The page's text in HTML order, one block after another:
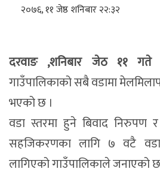
२०७६, ११ जेष्ठ शनिबार २२:३२
दरवाङ ,शनिबार जेठ ११ गते
गाउँपालिकाको सबै वडामा
भएको छ ।
वडा स्तरमा हुने बिवाद निरुपण
सहजिकरणका लागि ७ वटै
लागिएको गाउँपालिकाले जनाएको